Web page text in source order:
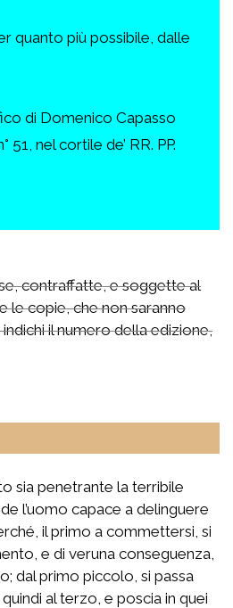
quanto più possibile, dalle
di Domenico Capasso
51, nel cortile de’ RR. PP.
contraffatte, e soggette al
le copie, che non saranno
il numero della edizione,
sia penetrante la terribile
l’uomo capace a delinguere
il primo a commettersi, si
e di veruna conseguenza,
dal primo piccolo, si passa
al terzo, e poscia in quei